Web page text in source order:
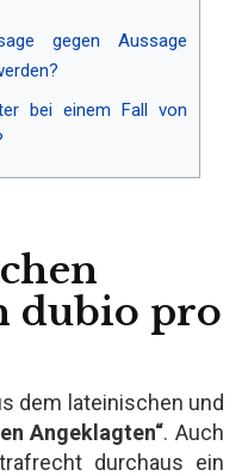
gegen Aussage
bei einem Fall von
dubio pro
dem lateinischen und
Angeklagten“. Auch
durchaus ein